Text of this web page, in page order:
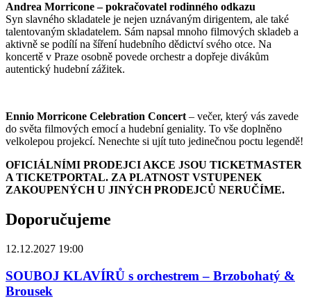
Andrea Morricone – pokračovatel rodinného odkazu
Syn slavného skladatele je nejen uznávaným dirigentem, ale také
talentovaným skladatelem. Sám napsal mnoho filmových skladeb a
aktivně se podílí na šíření hudebního dědictví svého otce. Na
koncertě v Praze osobně povede orchestr a dopřeje divákům
autentický hudební zážitek.
Ennio Morricone Celebration Concert – večer, který vás zavede
do světa filmových emocí a hudební geniality. To vše doplněno
velkolepou projekcí. Nenechte si ujít tuto jedinečnou poctu legendě!
OFICIÁLNÍMI PRODEJCI AKCE JSOU TICKETMASTER
A TICKETPORTAL. ZA PLATNOST VSTUPENEK
ZAKOUPENÝCH U JINÝCH PRODEJCŮ NERUČÍME.
Doporučujeme
12.12.2027 19:00
SOUBOJ KLAVÍRŮ s orchestrem – Brzobohatý &
Brousek